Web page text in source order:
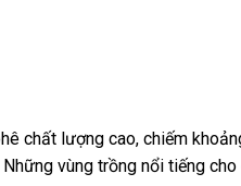
chất lượng cao, chiếm
vùng trồng nổi tiếng